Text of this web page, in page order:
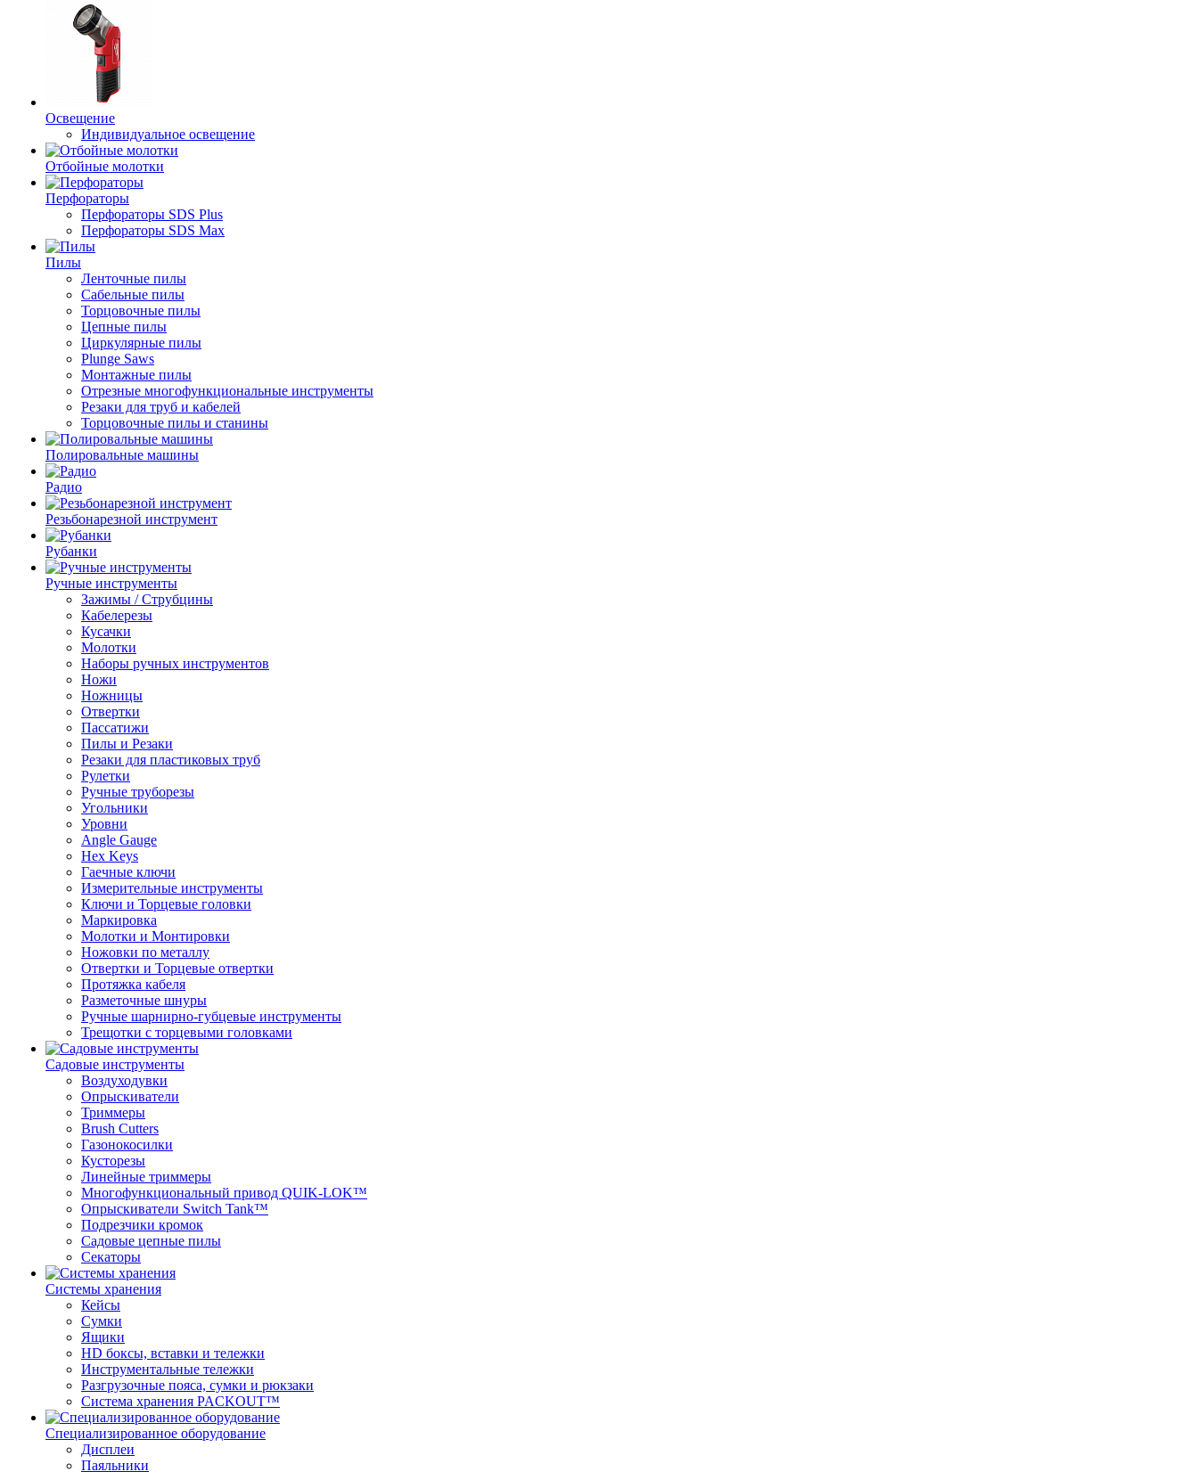
Освещение
Индивидуальное освещение
Отбойные молотки
Перфораторы
Перфораторы SDS Plus
Перфораторы SDS Max
Пилы
Ленточные пилы
Сабельные пилы
Торцовочные пилы
Цепные пилы
Циркулярные пилы
Plunge Saws
Монтажные пилы
Отрезные многофункциональные инструменты
Резаки для труб и кабелей
Торцовочные пилы и станины
Полировальные машины
Радио
Резьбонарезной инструмент
Рубанки
Ручные инструменты
Зажимы / Струбцины
Кабелерезы
Кусачки
Молотки
Наборы ручных инструментов
Ножи
Ножницы
Отвертки
Пассатижи
Пилы и Резаки
Резаки для пластиковых труб
Рулетки
Ручные труборезы
Угольники
Уровни
Angle Gauge
Hex Keys
Гаечные ключи
Измерительные инструменты
Ключи и Торцевые головки
Маркировка
Молотки и Монтировки
Ножовки по металлу
Отвертки и Торцевые отвертки
Протяжка кабеля
Разметочные шнуры
Ручные шарнирно-губцевые инструменты
Трещотки с торцевыми головками
Садовые инструменты
Воздуходувки
Опрыскиватели
Триммеры
Brush Cutters
Газонокосилки
Кусторезы
Линейные триммеры
Многофункциональный привод QUIK-LOK™
Опрыскиватели Switch Tank™
Подрезчики кромок
Садовые цепные пилы
Секаторы
Системы хранения
Кейсы
Сумки
Ящики
HD боксы, вставки и тележки
Инструментальные тележки
Разгрузочные пояса, сумки и рюкзаки
Система хранения PACKOUT™
Специализированное оборудование
Дисплеи
Паяльники